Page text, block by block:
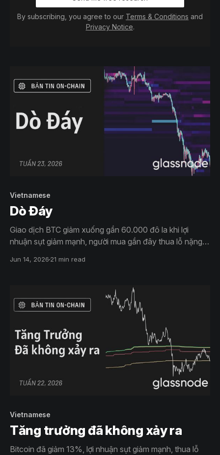
By subscribing, you agree to our Terms & Conditions and
Privacy Notice.
Vietnamese
Dò Đáy
Giao dịch BTC giảm xuống gần 60.000 đô la khi lợi
nhuận sụt giảm mạnh, người mua gần đây thua lỗ nặng
từ các tổ chức suy yếu, hoạt động mua trái phiếu kho
Jun 14, 2026 21 min read
Vietnamese
Tăng trưởng đã không xảy ra
Bitcoin đã giảm 13%, lợi nhuận sụt giảm mạnh, thua lỗ